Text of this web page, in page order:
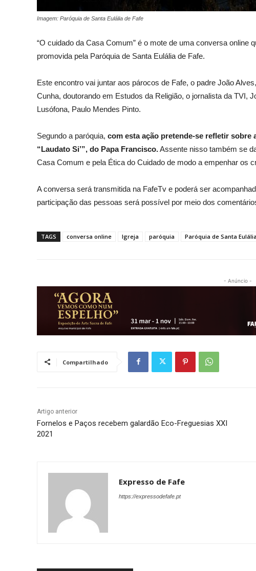
Imagem: Paróquia de Santa Eulália de Fafe
“O cuidado da Casa Comum” é o mote de uma conversa online
promovida pela Paróquia de Santa Eulália de Fafe.
Este encontro vai juntar aos párocos de Fafe, o padre João
Cunha, doutorando em Estudos da Religião, o jornalista da TVI,
Lusófona, Paulo Mendes Pinto.
Segundo a paróquia, com esta ação pretende-se refletir
“Laudato Si’”, do Papa Francisco.Assente nisso também se
Casa Comum e pela Ética do Cuidado de modo a empenhar os
A conversa será transmitida na FafeTv e poderá ser
participação das pessoas será possível por meio dos
TAGS conversa online Igreja paróquia Paróquia de Santa
- Anúncio -
Compartilhado
Artigo anterior
Fornelos e Paços recebem galardão Eco-Freguesias XXI
2021
Expresso de Fafe
https://expressodefafe.pt